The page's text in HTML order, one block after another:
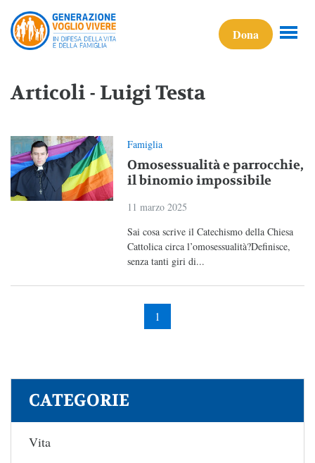
Dona
Articoli - Luigi Testa
Famiglia
Omosessualità e parrocchie,
il binomio impossibile
11 marzo 2025
Sai cosa scrive il Catechismo della Chiesa
Cattolica circa l’omosessualità?Definisce,
senza tanti giri di...
1
CATEGORIE
Vita